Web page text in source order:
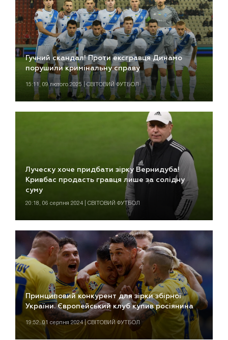
Гучний скандал! Проти ексгравця Динамо
порушили кримінальну справу
15:11, 09 лютого 2025 | СВІТОВИЙ ФУТБОЛ
Луческу хоче придбати зірку Вернидуба!
Кривбас продасть гравця лише за солідну
суму
20:18, 06 серпня 2024 | СВІТОВИЙ ФУТБОЛ
Принциповий конкурент для зірки збірної
України. Європейський клуб купив росіянина
19:52, 01 серпня 2024 | СВІТОВИЙ ФУТБОЛ